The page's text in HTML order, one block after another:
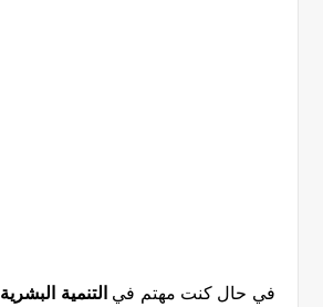
في حال كنت مهتم فيالتنمية البشرية